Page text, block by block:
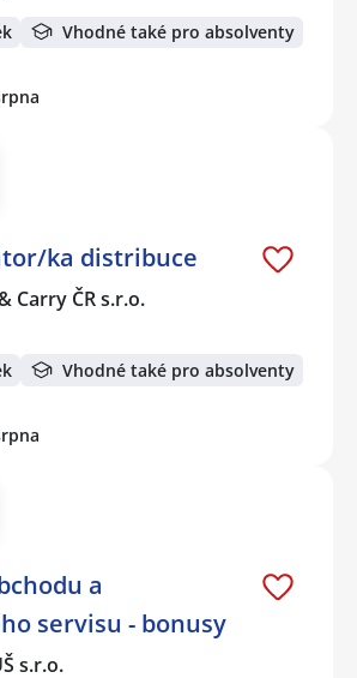
Vhodné také pro absolventy
ka distribuce
Carry ČR s.r.o.
Vhodné také pro absolventy
a
servisu - bonusy
s.r.o.